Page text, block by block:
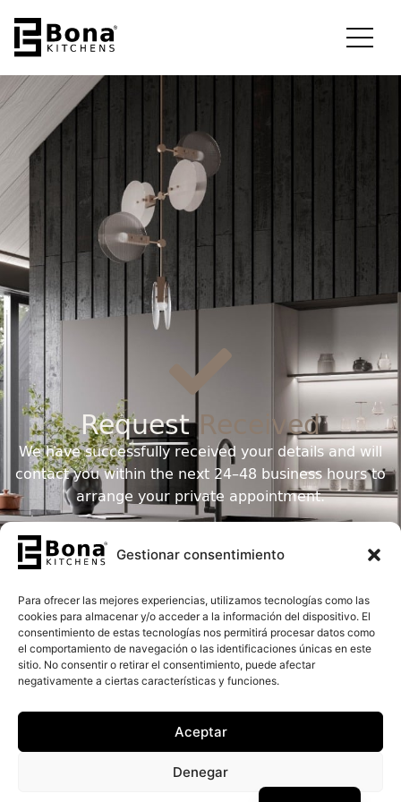
Gestionar consentimiento
Para ofrecer las mejores experiencias, utilizamos tecnologías como las
cookies para almacenar y/o acceder a la información del dispositivo. El
consentimiento de estas tecnologías nos permitirá procesar datos como
el comportamiento de navegación o las identificaciones únicas en este
sitio. No consentir o retirar el consentimiento, puede afectar
negativamente a ciertas características y funciones.
Aceptar
Denegar
RequestReceived
We have successfully received your details and will
contact you within the next 24–48 business hours to
arrange your private appointment.